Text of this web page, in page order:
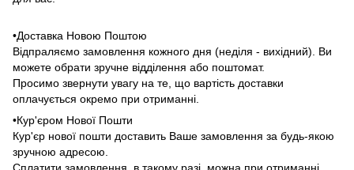
•Доставка Новою Поштою
Відпраляємо замовлення кожного дня (неділя - вихідний). Ви
можете обрати зручне відділення або поштомат.
Просимо звернути увагу на те, що вартість доставки
оплачується окремо при отриманні.
•Кур'єром Нової Пошти
Кур'єр нової пошти доставить Ваше замовлення за будь-якою
зручною адресою.
Сплатити замовлення, в такому разі, можна при отриманні.